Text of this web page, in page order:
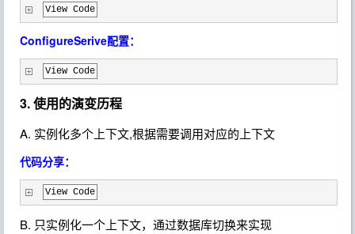
View Code
ConfigureSerive配置：
View Code
3. 使用的演变历程
A. 实例化多个上下文,根据需要调用对应的上下文
代码分享：
View Code
B. 只实例化一个上下文，通过数据库切换来实现